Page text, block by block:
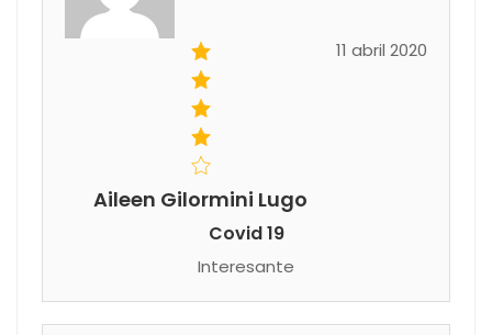
Aileen Gilormini Lugo
11 abril 2020
Covid 19
Interesante